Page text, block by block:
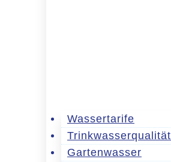
Wassertarife
Trinkwasserqualität
Gartenwasser